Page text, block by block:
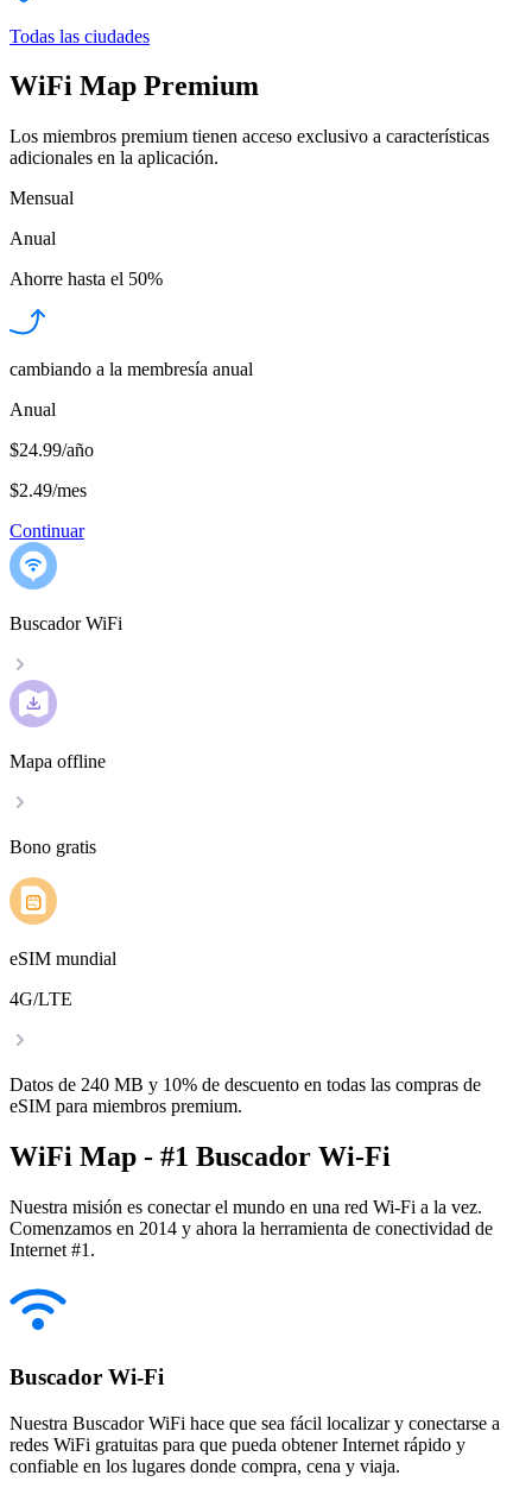
Todas las ciudades
WiFi Map Premium
Los miembros premium tienen acceso exclusivo a características
adicionales en la aplicación.
Mensual
Anual
Ahorre hasta el 50%
cambiando a la membresía anual
Anual
$24.99/año
$2.49/mes
Continuar
Buscador WiFi
Mapa offline
Bono gratis
eSIM mundial
4G/LTE
Datos de 240 MB y 10% de descuento en todas las compras de
eSIM para miembros premium.
WiFi Map - #1 Buscador Wi-Fi
Nuestra misión es conectar el mundo en una red Wi-Fi a la vez.
Comenzamos en 2014 y ahora la herramienta de conectividad de
Internet #1.
Buscador Wi-Fi
Nuestra Buscador WiFi hace que sea fácil localizar y conectarse a
redes WiFi gratuitas para que pueda obtener Internet rápido y
confiable en los lugares donde compra, cena y viaja.